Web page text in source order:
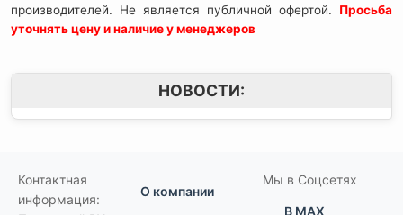
производителей. Не является публичной офертой. Просьба
уточнять цену и наличие у менеджеров
НОВОСТИ:
Контактная
информация:
О компании
Мы в Соцсетях
В MAX